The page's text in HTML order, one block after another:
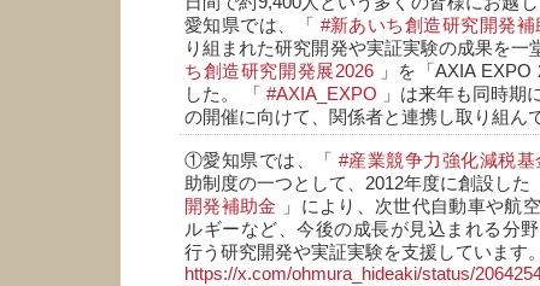
愛知県では、「 #新あいち創造研究開発補
り組まれた研究開発や実証実験の成果を一
ち創造研究開発展2026」を「AXIA EXPO
した。 「 #AXIA_EXPO 」は来年も同時期
の開催に向けて、関係者と連携し取り組ん
①愛知県では、「#産業競争力強化減税基
助制度の一つとして、2012年度に創設した
開発補助金
」により、次世代自動車や航
ルギーなど、今後の成長が見込まれる分
行う研究開発や実証実験を支援しています
https://x.com/ohmura_hideaki/status/